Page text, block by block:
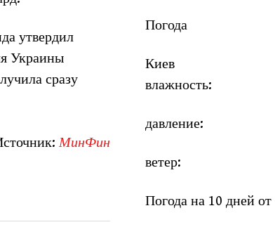
утвердил
Украины
сразу
МинФин
Погода
Киев
влажность:
давление:
ветер:
Погода на 10 дней от